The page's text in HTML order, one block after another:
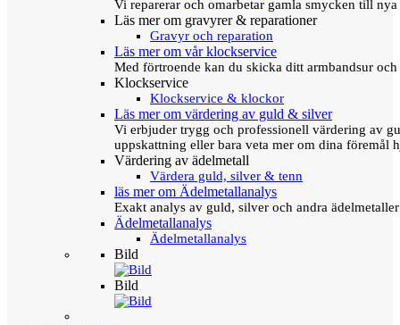
Vi reparerar och omarbetar gamla smycken till
Läs mer om gravyrer & reparationer
Gravyr och reparation
Läs mer om vår klockservice
Med förtroende kan du skicka ditt armbandsur
Klockservice
Klockservice & klockor
Läs mer om värdering av guld & silver
Vi erbjuder trygg och professionell värdering av
uppskattning eller bara veta mer om dina föremål
Värdering av ädelmetall
Värdera guld, silver & tenn
läs mer om Ädelmetallanalys
Exakt analys av guld, silver och andra
Ädelmetallanalys
Ädelmetallanalys
Bild
Bild